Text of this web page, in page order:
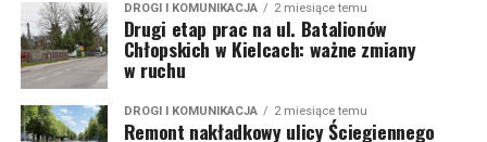
DROGI I KOMUNIKACJA 2 miesiące temu
Drugi etap prac na ul. Batalionów
Chłopskich w Kielcach: ważne zmiany
w ruchu
DROGI I KOMUNIKACJA 2 miesiące temu
Remont nakładkowy ulicy Ściegiennego